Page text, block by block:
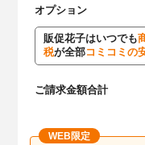
オプション
販促花子はいつでも
税が全部コミコミの
ご請求金額合計
WEB限定